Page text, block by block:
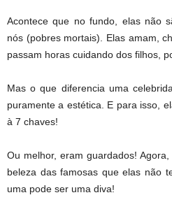
Acontece que no fundo, elas não
nós (pobres mortais). Elas amam,
passam horas cuidando dos filhos,
Mas o que diferencia uma
puramente a estética. E para isso,
à 7 chaves!
Ou melhor, eram guardados!
beleza das famosas que elas não
uma pode ser uma diva!